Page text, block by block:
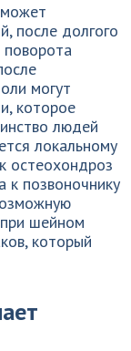
после долгого
поворота
могут
которое
людей
локальному
остеохондроз
к позвоночнику
шейном
который